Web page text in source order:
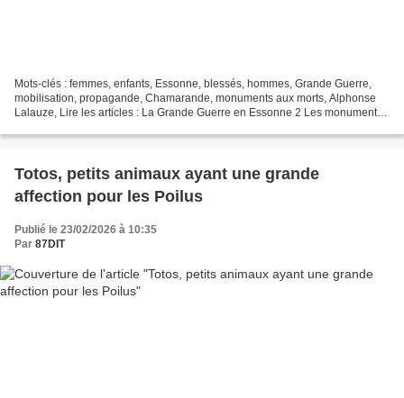
Mots-clés : femmes, enfants, Essonne, blessés, hommes, Grande Guerre,
mobilisation, propagande, Chamarande, monuments aux morts, Alphonse
Lalauze, Lire les articles : La Grande Guerre en Essonne 2 Les monuments
Totos, petits animaux ayant une grande
affection pour les Poilus
Publié le 23/02/2026 à 10:35
Par 87DIT